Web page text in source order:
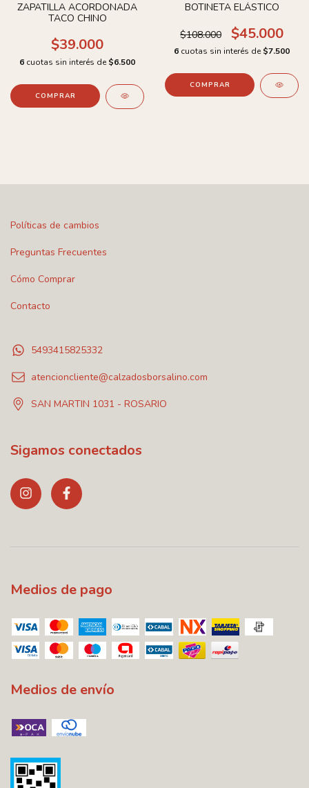
ZAPATILLA ACORDONADA
TACO CHINO
$39.000
6 cuotas sin interés de $6.500
COMPRAR
BOTINETA ELÁSTICO
$108.000 $45.000
6 cuotas sin interés de $7.500
COMPRAR
Políticas de cambios
Preguntas Frecuentes
Cómo Comprar
Contacto
5493415825332
atencioncliente@calzadosborsalino.com
SAN MARTIN 1031 - ROSARIO
Sigamos conectados
Medios de pago
Medios de envío